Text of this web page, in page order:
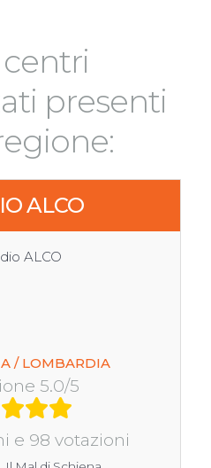
presenti
ALCO
/ LOMBARDIA
5.0/5
e 98 votazioni